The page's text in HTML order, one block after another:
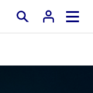
Buscar